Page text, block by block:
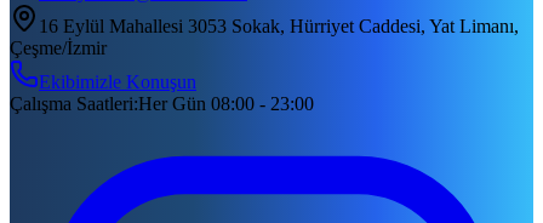
16 Eylül Mahallesi 3053 Sokak, Hürriyet Caddesi, Yat Limanı,
Çeşme/İzmir
Ekibimizle Konuşun
Çalışma Saatleri:Her Gün 08:00 - 23:00